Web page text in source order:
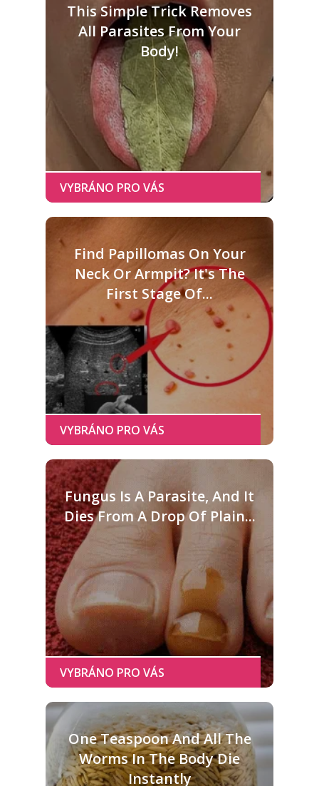
This Simple Trick Removes
All Parasites From Your
Body!
Find Papillomas On Your
Neck Or Armpit? It's The
First Stage Of...
Fungus Is A Parasite, And It
Dies From A Drop Of Plain...
One Teaspoon And All The
Worms In The Body Die
Instantly